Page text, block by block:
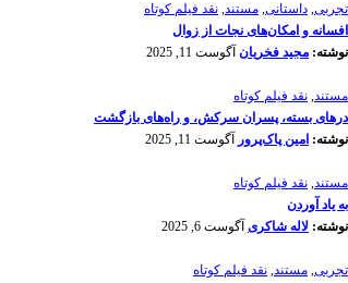
تجربی, داستانی, مستند, نقد فیلم کوتاه
افسانه‌ و امکان‌های نجات از زوال
نوشته: مجید فخریان آگوست 11, 2025
مستند, نقد فیلم کوتاه
درهای بسته، پسران سرکش، و راه‌های بازگشت
نوشته: امین پاک‌پرور آگوست 11, 2025
مستند, نقد فیلم کوتاه
به یاد آوردن
نوشته: لاله شاکری آگوست 6, 2025
تجربی, مستند, نقد فیلم کوتاه